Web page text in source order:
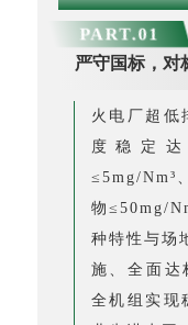
PART.01
严守国标，对
火电厂超低
度稳定
≤5mg/Nm³
物≤50mg/
种特性与场
施、全面达
全机组实现